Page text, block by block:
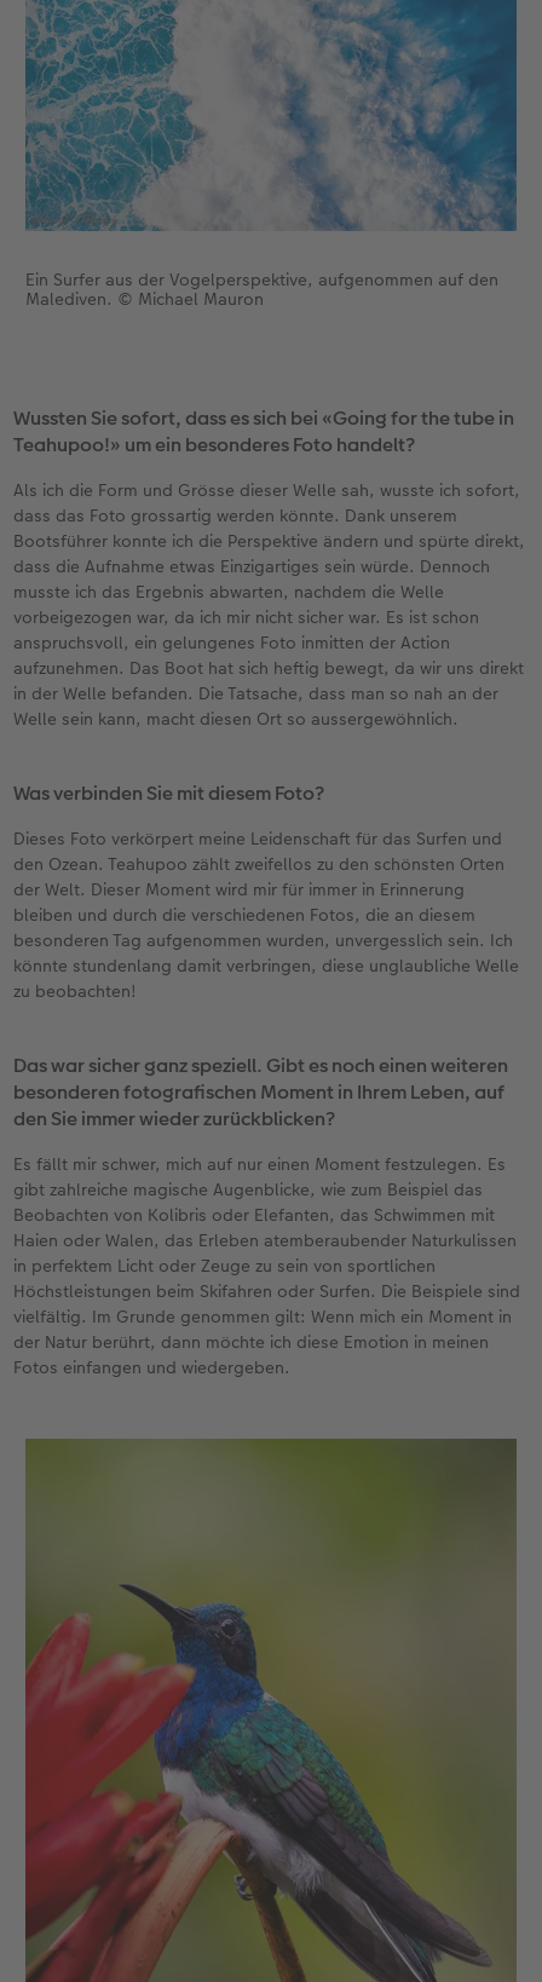
Ein Surfer aus der Vogelperspektive, aufgenommen auf den
Malediven. © Michael Mauron
Wussten Sie sofort, dass es sich bei «Going for the tube in
Teahupoo!» um ein besonderes Foto handelt?
Als ich die Form und Grösse dieser Welle sah, wusste ich sofort,
dass das Foto grossartig werden könnte. Dank unserem
Bootsführer konnte ich die Perspektive ändern und spürte direkt,
dass die Aufnahme etwas Einzigartiges sein würde. Dennoch
musste ich das Ergebnis abwarten, nachdem die Welle
vorbeigezogen war, da ich mir nicht sicher war. Es ist schon
anspruchsvoll, ein gelungenes Foto inmitten der Action
aufzunehmen. Das Boot hat sich heftig bewegt, da wir uns direkt
in der Welle befanden. Die Tatsache, dass man so nah an der
Welle sein kann, macht diesen Ort so aussergewöhnlich.
Was verbinden Sie mit diesem Foto?
Dieses Foto verkörpert meine Leidenschaft für das Surfen und
den Ozean. Teahupoo zählt zweifellos zu den schönsten Orten
der Welt. Dieser Moment wird mir für immer in Erinnerung
bleiben und durch die verschiedenen Fotos, die an diesem
besonderen Tag aufgenommen wurden, unvergesslich sein. Ich
könnte stundenlang damit verbringen, diese unglaubliche Welle
zu beobachten!
Das war sicher ganz speziell. Gibt es noch einen weiteren
besonderen fotografischen Moment in Ihrem Leben, auf
den Sie immer wieder zurückblicken?
Es fällt mir schwer, mich auf nur einen Moment festzulegen. Es
gibt zahlreiche magische Augenblicke, wie zum Beispiel das
Beobachten von Kolibris oder Elefanten, das Schwimmen mit
Haien oder Walen, das Erleben atemberaubender Naturkulissen
in perfektem Licht oder Zeuge zu sein von sportlichen
Höchstleistungen beim Skifahren oder Surfen. Die Beispiele sind
vielfältig. Im Grunde genommen gilt: Wenn mich ein Moment in
der Natur berührt, dann möchte ich diese Emotion in meinen
Fotos einfangen und wiedergeben.